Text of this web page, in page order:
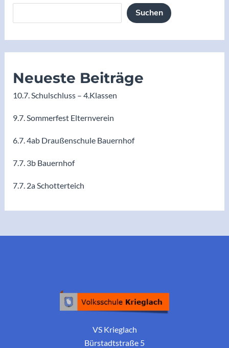
Suchen
Neueste Beiträge
10.7. Schulschluss – 4.Klassen
9.7. Sommerfest Elternverein
6.7. 4ab Draußenschule Bauernhof
7.7. 3b Bauernhof
7.7. 2a Schotterteich
VS Krieglach
Bürstadtstraße 5